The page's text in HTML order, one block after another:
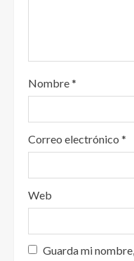
o
Nombre*
Correo electrónico *
Web
Guarda mi